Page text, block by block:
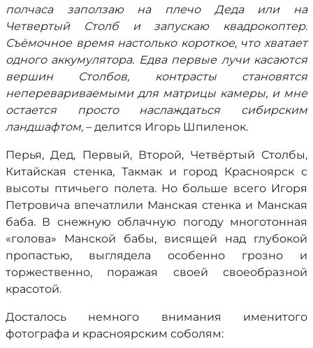
полчаса заползаю на плечо Деда или на
Четвертый Столб и запускаю квадрокоптер.
Съёмочное время настолько короткое, что хватает
одного аккумулятора. Едва первые лучи касаются
вершин Столбов, контрасты становятся
неперевариваемыми для матрицы камеры, и мне
остается просто наслаждаться сибирским
ландшафтом, – делится Игорь Шпиленок.
Перья, Дед, Первый, Второй, Четвёртый Столбы,
Китайская стенка, Такмак и город Красноярск с
высоты птичьего полета. Но больше всего Игоря
Петровича впечатлили Манская стенка и Манская
баба. В снежную облачную погоду многотонная
«голова» Манской бабы, висящей над глубокой
пропастью, выглядела особенно грозно и
торжественно, поражая своей своеобразной
красотой.
Досталось немного внимания именитого
фотографа и красноярским соболям: